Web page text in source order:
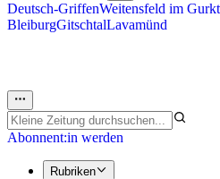
Deutsch-GriffenWeitensfeld im
BleiburgGitschtalLavamünd
Abonnent:in werden
Rubriken